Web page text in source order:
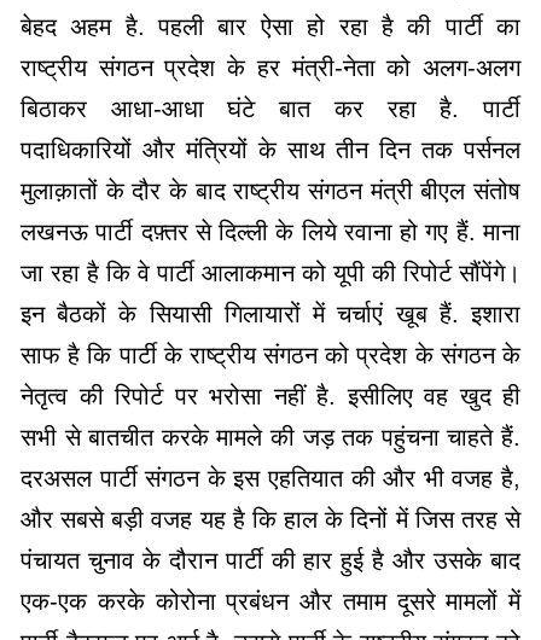
बेहद अहम है. पहली बार ऐसा हो रहा है की पार्टी का
राष्ट्रीय संगठन प्रदेश के हर मंत्री-नेता को अलग-अलग
बिठाकर आधा-आधा घंटे बात कर रहा है. पार्टी
पदाधिकारियों और मंत्रियों के साथ तीन दिन तक पर्सनल
मुलाक़ातों के दौर के बाद राष्ट्रीय संगठन मंत्री बीएल संतोष
लखनऊ पार्टी दफ़्तर से दिल्ली के लिये रवाना हो गए हैं. माना
जा रहा है कि वे पार्टी आलाकमान को यूपी की रिपोर्ट सौंपेंगे।
इन बैठकों के सियासी गिलायारों में चर्चाएं खूब हैं. इशारा
साफ है कि पार्टी के राष्ट्रीय संगठन को प्रदेश के संगठन के
नेतृत्व की रिपोर्ट पर भरोसा नहीं है. इसीलिए वह खुद ही
सभी से बातचीत करके मामले की जड़ तक पहुंचना चाहते हैं.
दरअसल पार्टी संगठन के इस एहतियात की और भी वजह है,
और सबसे बड़ी वजह यह है कि हाल के दिनों में जिस तरह से
पंचायत चुनाव के दौरान पार्टी की हार हुई है और उसके बाद
एक-एक करके कोरोना प्रबंधन और तमाम दूसरे मामलों में